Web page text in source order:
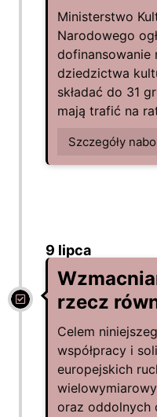
Ministerstwo
Narodowego
dofinansowanie
dziedzictwa
składać do 31
mają trafić na
Szczegóły
9 lipca
rzecz
Celem
współpracy i
europejskich
oraz oddolnych